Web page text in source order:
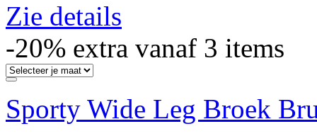
Zie details
-20% extra vanaf 3 items
Sporty Wide Leg Broek